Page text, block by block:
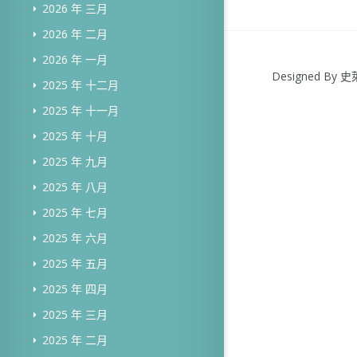
2026 年 三月
2026 年 二月
2026 年 一月
2025 年 十二月
2025 年 十一月
2025 年 十月
2025 年 九月
2025 年 八月
2025 年 七月
2025 年 六月
2025 年 五月
2025 年 四月
2025 年 三月
2025 年 二月
Designed By 史